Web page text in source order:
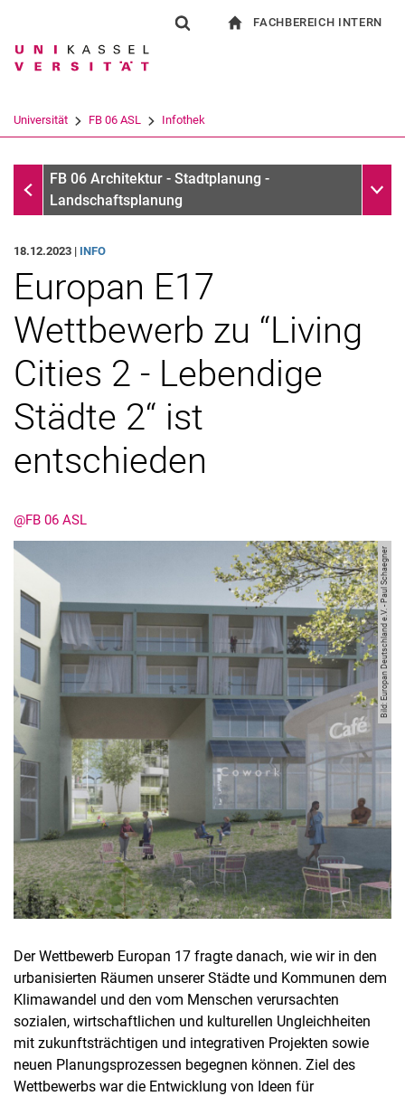
Springe direkt zu: Inhalt
Springe direkt zu: Suche
Springe direkt zu:
Suchbegriff
Suchen (öffnet externen Link in einem
FACHBEREICH INTERN
Universität FB 06 ASL Infothek
InfothekFB 06 Architektur - Stadtplanung -
Landschaftsplanung
Kontakte
Semesterinformationen
Newsletter
Stellenausschreibungen
Publikationen
Webredaktion
Webseite R:ein
18.12.2023 | INFO
Europan E17
Wettbewerb zu “Living
Cities 2 - Lebendige
Städte 2“ ist
entschieden
@FB 06 ASL
Bild: Europan Deutschland e.V. - Paul Schaegner
Der Wettbewerb Europan 17 fragte danach, wie wir in den
urbanisierten Räumen unserer Städte und Kommunen dem
Klimawandel und den vom Menschen verursachten
sozialen, wirtschaftlichen und kulturellen Ungleichheiten
mit zukunftsträchtigen und integrativen Projekten sowie
neuen Planungsprozessen begegnen können. Ziel des
Wettbewerbs war die Entwicklung von Ideen für